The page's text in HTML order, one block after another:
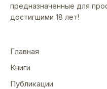
предназначенные для
достигшими 18 лет!
Главная
Книги
Публикации